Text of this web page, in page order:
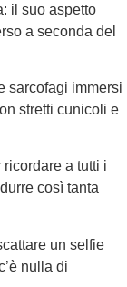
il suo aspetto
a seconda del
sarcofagi immersi
stretti cunicoli e
a tutti i
così tanta
un selfie
nulla di